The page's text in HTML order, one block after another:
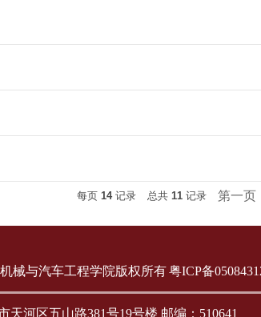
每页 14记录 总共 11记录 第一页
械与汽车工程学院版权所有 粤ICP备
天河区五山路381号19号楼 邮编：510641